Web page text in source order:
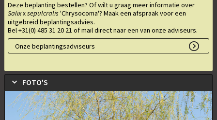
Deze beplanting bestellen? Of wilt u graag meer informatie over
Salixxsepulcralis'Chrysocoma'? Maak een afspraak voor een
uitgebreid beplantingsadvies.
Bel +31(0) 485 31 20 21 of mail direct naar een van onze adviseurs.
Onze beplantingsadviseurs
FOTO'S